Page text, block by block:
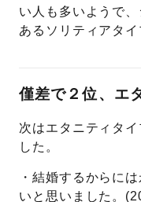
い人も多いようで
あるソリティアタ
僅差で２位、エ
次はエタニティタ
した。
・結婚するからに
いと思いました。